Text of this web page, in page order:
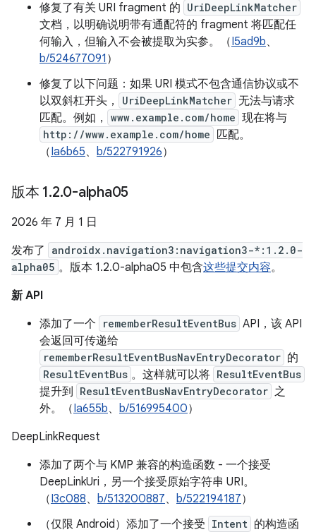
修复了有关 URI fragment 的 UriDeepLinkMatcher
文档，以明确说明带有通配符的 fragment 将匹配任
何输入，但输入不会被提取为实参。（I5ad9b、
b/524677091 ）
修复了以下问题：如果 URI 模式不包含通信协议或不
以双斜杠开头，
UriDeepLinkMatcher 无法与请求
匹配。例如，
www.example.com/home 现在将与
http://www.example.com/home 匹配。
（Ia6b65、 b/522791926）
版本 1.2.0-alpha05
2026 年 7 月 1 日
发布了
androidx.navigation3:navigation3-*:1.2.0-
alpha05 。版本 1.2.0-alpha05 中包含这些提交内容。
新 API
添加了一个
rememberResultEventBus API，该 API
会返回可传递给
rememberResultEventBusNavEntryDecorator 的
ResultEventBus 。这样就可以将 ResultEventBus
提升到 ResultEventBusNavEntryDecorator 之
外。（Ia655b、 b/516995400）
DeepLinkRequest
添加了两个与 KMP 兼容的构造函数 - 一个接受
DeepLinkUri，另一个接受原始字符串 URI。
（I3c088、 b/513200887、 b/522194187）
（仅限 Android）添加了一个接受 Intent 的构造函